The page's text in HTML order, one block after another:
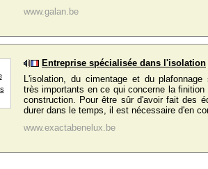
www.galan.be
Entreprise spécialisée dans l'isolation
L'isolation, du cimentage et du
très importants en ce qui concerne la
construction. Pour être sûr d'avoir fait des
durer dans le temps, il est nécessaire d'en
www.exactabenelux.be